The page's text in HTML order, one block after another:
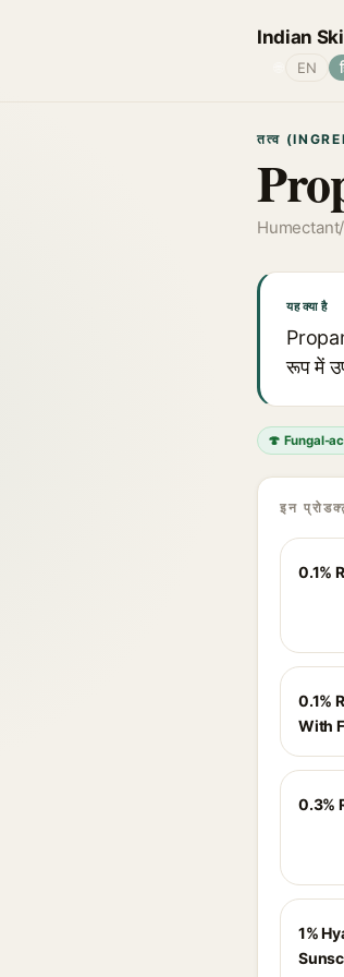
Indian
EN
तत्व
यह क्या है
रूप में
🍄 Fungal-
इन
0.1%
0.1%
With
0.3%
1%